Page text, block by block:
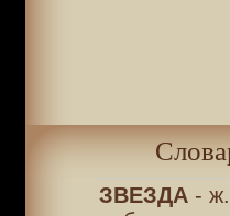
ЗВЕЗДА- ж.